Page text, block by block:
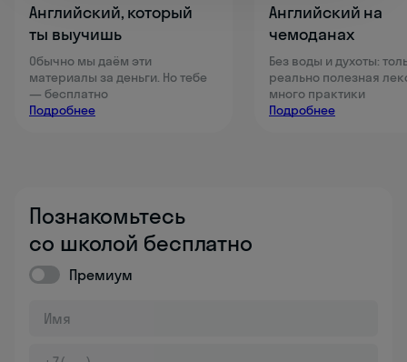
Английский, который
ты выучишь
Обычно мы даём эти
материалы за деньги. Но тебе
— бесплатно
Подробнее
Английский на
чемоданах
Без воды и духоты:
реально полезная
много практики
Подробнее
Познакомьтесь
со школой бесплатно
Премиум